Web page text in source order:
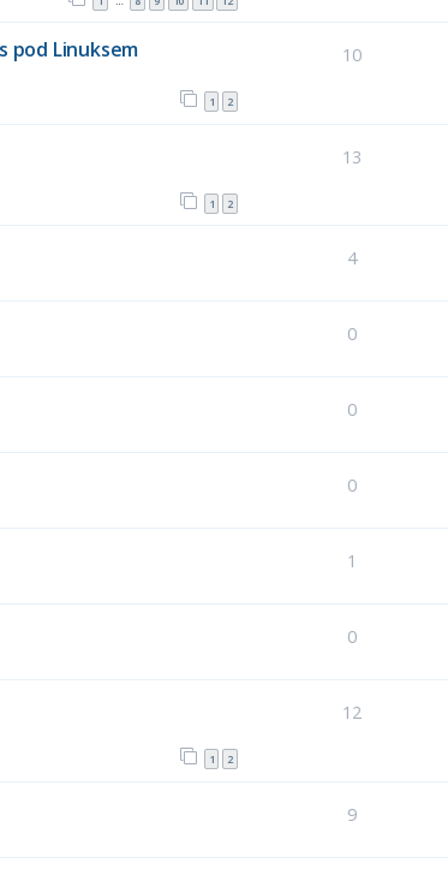
pod Linuksem
1 2
10
1 2
13
4
0
0
0
1
0
1 2
12
9